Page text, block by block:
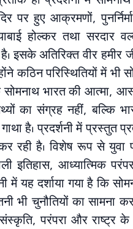
हुए आक्रमणों,
होल्कर तथा सरदार
इसके अतिरिक्त वीर हमीर
कठिन परिस्थितियों में भी
सोमनाथ भारत की आत्मा,
का संग्रह नहीं, बल्कि
है। प्रदर्शनी में प्रस्तुत
रही है। विशेष रूप से युवा
आध्यात्मिक
यह दर्शाया गया है कि
भी चुनौतियों का
परंपरा और राष्ट्र के